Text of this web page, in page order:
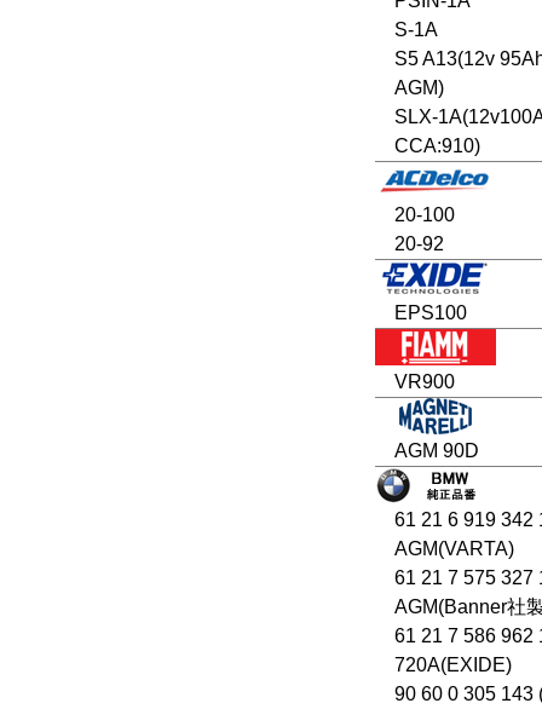
S-1A
S5 A13(12v
AGM)
SLX-
CCA:910)
20-100
20-92
EPS100
VR900
AGM 90D
61 21 6 919 342
AGM(VARTA)
61 21 7 575 327
AGM(Banner社
61 21 7 586 962
720A(EXIDE)
90 60 0 305 143